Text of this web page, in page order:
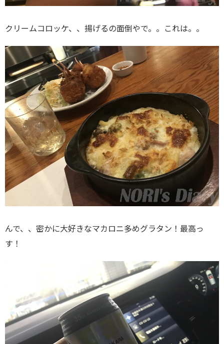
クリームコロッケ、、揚げるの面倒やで。。これは。。
んで、、密かに大好きなマカロニ多めグラタン！最高っ
す！